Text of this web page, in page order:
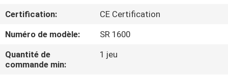
DE
NOUS
VISITE
Certification:
CE Certification
Numéro de modèle:
SR 1600
Quantité de
commande min:
1 jeu